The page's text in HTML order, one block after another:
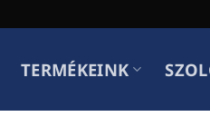
TERMÉKEINK